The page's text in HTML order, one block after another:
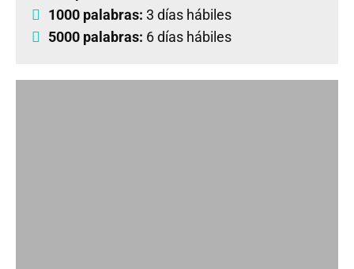
1000 palabras: 3 días hábiles
5000 palabras: 6 días hábiles